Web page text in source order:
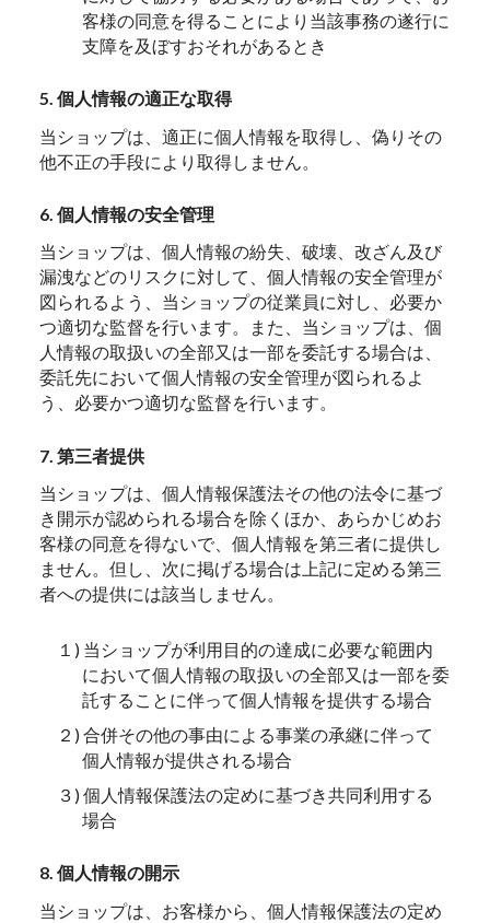
客様の同意を得ることにより当該事務の遂行に
支障を及ぼすおそれがあるとき
5. 個人情報の適正な取得
当ショップは、適正に個人情報を取得し、偽りその
他不正の手段により取得しません。
6. 個人情報の安全管理
当ショップは、個人情報の紛失、破壊、改ざん及び
漏洩などのリスクに対して、個人情報の安全管理が
図られるよう、当ショップの従業員に対し、必要か
つ適切な監督を行います。また、当ショップは、個
人情報の取扱いの全部又は一部を委託する場合は、
委託先において個人情報の安全管理が図られるよ
う、必要かつ適切な監督を行います。
7. 第三者提供
当ショップは、個人情報保護法その他の法令に基づ
き開示が認められる場合を除くほか、あらかじめお
客様の同意を得ないで、個人情報を第三者に提供し
ません。但し、次に掲げる場合は上記に定める第三
者への提供には該当しません。
１) 当ショップが利用目的の達成に必要な範囲内
において個人情報の取扱いの全部又は一部を委
託することに伴って個人情報を提供する場合
２) 合併その他の事由による事業の承継に伴って
個人情報が提供される場合
３) 個人情報保護法の定めに基づき共同利用する
場合
8. 個人情報の開示
当ショップは、お客様から、個人情報保護法の定め